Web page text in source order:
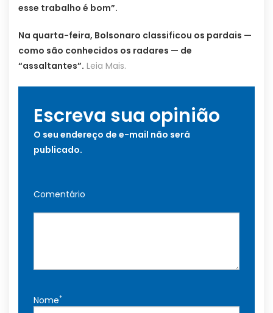
esse trabalho é bom”.
Na quarta-feira, Bolsonaro classificou os pardais —
como são conhecidos os radares — de
“assaltantes”. Leia Mais.
Escreva sua opinião
O seu endereço de e-mail não será
publicado.
Comentário
Nome*